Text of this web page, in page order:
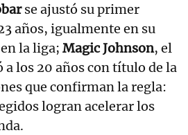
se ajustó su primer
años, igualmente en su
la liga; Magic Johnson, el
los 20 años con título de la
que confirman la regla:
logran acelerar los